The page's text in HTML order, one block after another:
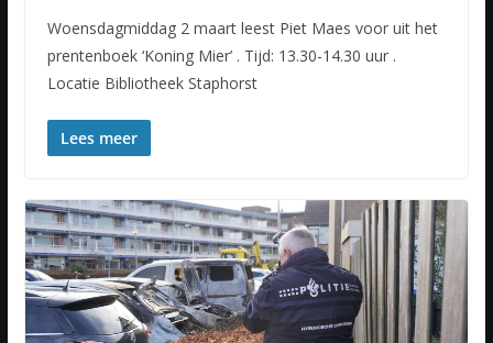
Woensdagmiddag 2 maart leest Piet Maes voor uit het
prentenboek ‘Koning Mier’ . Tijd: 13.30-14.30 uur .
Locatie Bibliotheek Staphorst
Lees meer